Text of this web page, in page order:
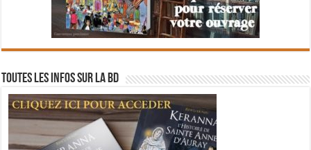
Toutes les infos sur la BD